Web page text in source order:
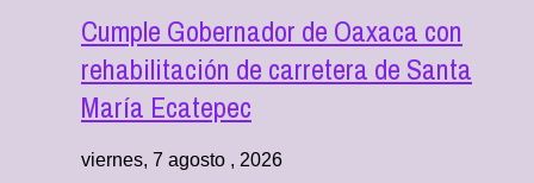
Cumple Gobernador de Oaxaca con
rehabilitación de carretera de Santa
María Ecatepec
viernes, 7 agosto , 2026